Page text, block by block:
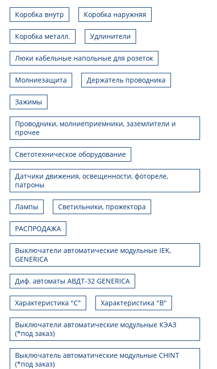
Коробка внутр Коробка наружняя
Коробка металл. Удлинители
Люки кабельные напольные для розеток
Молниезащита Держатель проводника
Зажимы
Проводники, молниеприемники, заземлители и
прочее
Светотехническое оборудование
Датчики движения, освещенности, фотореле,
патроны
Лампы Светильники, прожектора
РАСПРОДАЖА
Выключатели автоматические модульные IEK,
GENERICA
Диф. автоматы АВДТ-32 GENERICA
Характеристика "С" Характеристика "В"
Выключатели автоматические модульные КЭАЗ
(*под заказ)
Выключатель автоматические модульные CHINT
(*под заказ)